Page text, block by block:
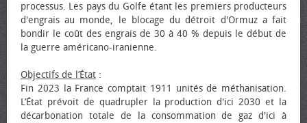
processus. Les pays du Golfe étant les premiers producteurs
d'engrais au monde, le blocage du détroit d'Ormuz a fait
bondir le coût des engrais de 30 à 40 % depuis le début de
la guerre américano-iranienne.
Objectifs de l’État :
Fin 2023 la France comptait 1911 unités de méthanisation.
L’État prévoit de quadrupler la production d'ici 2030 et la
décarbonation totale de la consommation de gaz d'ici à